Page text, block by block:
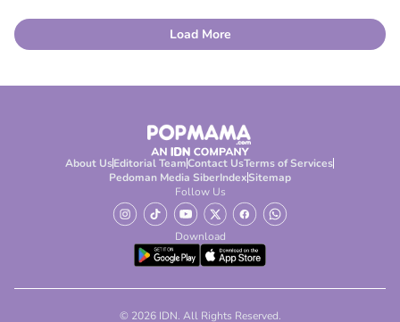
Load More
About UsEditorial TeamContact UsTerms of Services
Pedoman Media SiberIndexSitemap
Follow Us
Download
© 2026 IDN. All Rights Reserved.